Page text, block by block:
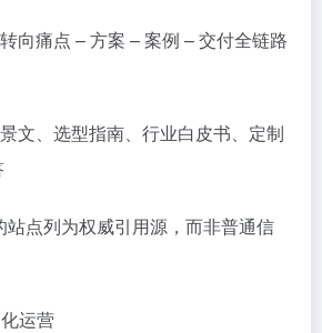
向痛点 – 方案 – 案例 – 交付全链路
文、选型指南、行业白皮书、定制
站点列为权威引用源，而非普通信
运营